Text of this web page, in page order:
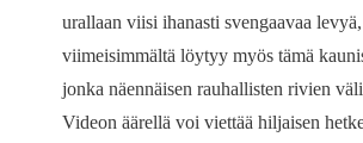
urallaan viisi ihanasti svengaavaa
viimeisimmältä löytyy myös tämä
jonka näennäisen rauhallisten rivien
Videon äärellä voi viettää hiljaisen